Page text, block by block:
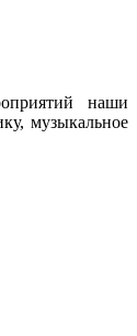
наши
музыкальное